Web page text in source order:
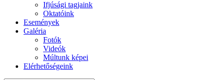
Ifjúsági tagjaink
Oktatóink
Események
Galéria
Fotók
Videók
Múltunk képei
Elérhetőségeink